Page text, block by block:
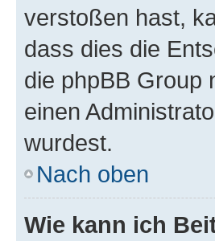
verstoßen hast,
dass dies die
die phpBB Group
einen
wurdest.
Nach oben
Wie kann ich